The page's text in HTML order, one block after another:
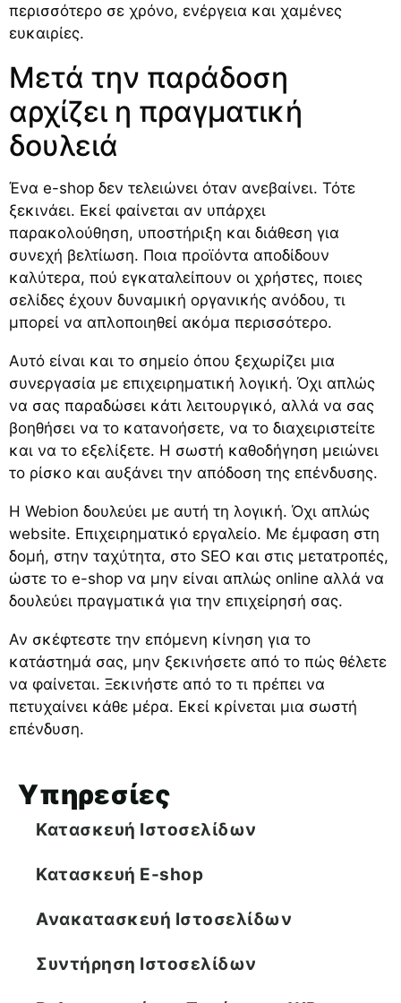
περισσότερο σε χρόνο, ενέργεια και χαμένες
ευκαιρίες.
Μετά την παράδοση
αρχίζει η πραγματική
δουλειά
Ένα e-shop δεν τελειώνει όταν ανεβαίνει. Τότε
ξεκινάει. Εκεί φαίνεται αν υπάρχει
παρακολούθηση, υποστήριξη και διάθεση για
συνεχή βελτίωση. Ποια προϊόντα αποδίδουν
καλύτερα, πού εγκαταλείπουν οι χρήστες, ποιες
σελίδες έχουν δυναμική οργανικής ανόδου, τι
μπορεί να απλοποιηθεί ακόμα περισσότερο.
Αυτό είναι και το σημείο όπου ξεχωρίζει μια
συνεργασία με επιχειρηματική λογική. Όχι απλώς
να σας παραδώσει κάτι λειτουργικό, αλλά να σας
βοηθήσει να το κατανοήσετε, να το διαχειριστείτε
και να το εξελίξετε. Η σωστή καθοδήγηση μειώνει
το ρίσκο και αυξάνει την απόδοση της επένδυσης.
Η Webion δουλεύει με αυτή τη λογική. Όχι απλώς
website. Επιχειρηματικό εργαλείο. Με έμφαση στη
δομή, στην ταχύτητα, στο SEO και στις μετατροπές,
ώστε το e-shop να μην είναι απλώς online αλλά να
δουλεύει πραγματικά για την επιχείρησή σας.
Αν σκέφτεστε την επόμενη κίνηση για το
κατάστημά σας, μην ξεκινήσετε από το πώς θέλετε
να φαίνεται. Ξεκινήστε από το τι πρέπει να
πετυχαίνει κάθε μέρα. Εκεί κρίνεται μια σωστή
επένδυση.
Υπηρεσίες
Κατασκευή Ιστοσελίδων
Κατασκευή E-shop
Ανακατασκευή Ιστοσελίδων
Συντήρηση Ιστοσελίδων